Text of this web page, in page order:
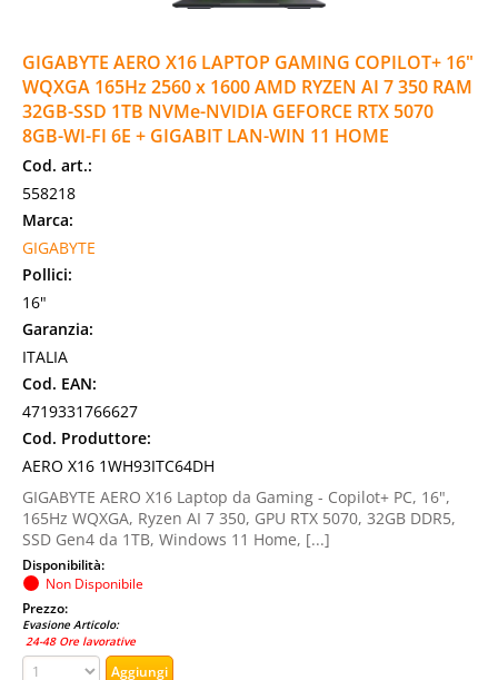
GIGABYTE AERO X16 LAPTOP GAMING COPILOT+ 16"
WQXGA 165Hz 2560 x 1600 AMD RYZEN AI 7 350 RAM
32GB-SSD 1TB NVMe-NVIDIA GEFORCE RTX 5070
8GB-WI-FI 6E + GIGABIT LAN-WIN 11 HOME
Cod. art.:
558218
Marca:
GIGABYTE
Pollici:
16"
Garanzia:
ITALIA
Cod. EAN:
4719331766627
Cod. Produttore:
AERO X16 1WH93ITC64DH
GIGABYTE AERO X16 Laptop da Gaming - Copilot+ PC, 16",
165Hz WQXGA, Ryzen AI 7 350, GPU RTX 5070, 32GB DDR5,
SSD Gen4 da 1TB, Windows 11 Home, [...]
Disponibilità:
Non Disponibile
Prezzo:
Evasione Articolo:
24-48 Ore lavorative